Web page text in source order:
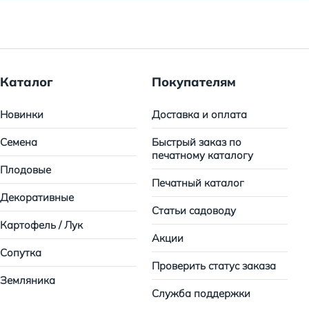
Каталог
Новинки
Семена
Плодовые
Декоративные
Картофель / Лук
Сопутка
Земляника
Покупателям
Доставка и оплата
Быстрый заказ по
печатному каталогу
Печатный каталог
Статьи садоводу
Акции
Проверить статус заказа
Служба поддержки